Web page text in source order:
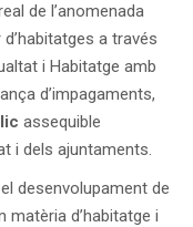
de l’anomenada
a través
i Habitatge amb
d’impagaments,
assequible
i dels ajuntaments.
desenvolupament de
d’habitatge i